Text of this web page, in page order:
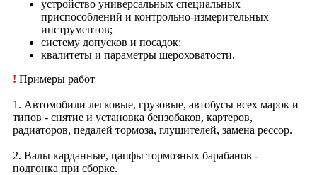
устройство универсальных специальных
приспособлений и контрольно-измерительных
инструментов;
систему допусков и посадок;
квалитеты и параметры шероховатости.
! Примеры работ
1. Автомобили легковые, грузовые, автобусы всех марок и
типов - снятие и установка бензобаков, картеров,
радиаторов, педалей тормоза, глушителей, замена рессор.
2. Валы карданные, цапфы тормозных барабанов -
подгонка при сборке.